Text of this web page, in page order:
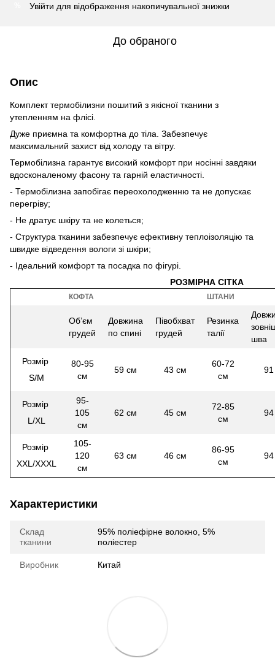
Увійти для відображення накопичувальної знижки
До обраного
Опис
Комплект термобілизни пошитий з якісної тканини з
утепленням на флісі.
Дуже приємна та комфортна до тіла. Забезпечує
максимальний захист від холоду та вітру.
Термобілизна гарантує високий комфорт при носінні завдяки
вдосконаленому фасону та гарній еластичності.
- Термобілизна запобігає переохолодженню та не допускає
перегріву;
- Не дратує шкіру та не колеться;
- Структура тканини забезпечує ефективну теплоізоляцію та
швидке відведення вологи зі шкіри;
- Ідеальний комфорт та посадка по фігурі.
РОЗМІРНА СІТКА
КОФТА ШТАНИ
Обʼєм
грудей
Довжина
по спині
Півобхват
грудей
Резинка
талії
шва
Розмір
S/M
80-95
см
59 см 43 см
60-72
см
Розмір
L/XL
95-
105
см
62 см 45 см
72-85
см
Розмір
XXL/XXXL
105-
120
см
63 см 46 см
86-95
см
Характеристики
Склад
тканини
95% поліефірне волокно, 5%
поліестер
Виробник Китай